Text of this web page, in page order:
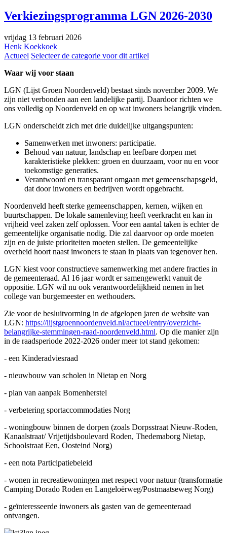
Verkiezingsprogramma LGN 2026-2030
vrijdag 13 februari 2026
Henk Koekkoek
Actueel Selecteer de categorie voor dit artikel
Waar wij voor staan
LGN (Lijst Groen Noordenveld) bestaat sinds november 2009. We
zijn niet verbonden aan een landelijke partij. Daardoor richten we
ons volledig op Noordenveld en op wat inwoners belangrijk vinden.
LGN onderscheidt zich met drie duidelijke uitgangspunten:
Samenwerken met inwoners: participatie.
Behoud van natuur, landschap en leefbare dorpen met
karakteristieke plekken: groen en duurzaam, voor nu en voor
toekomstige generaties.
Verantwoord en transparant omgaan met gemeenschapsgeld,
dat door inwoners en bedrijven wordt opgebracht.
Noordenveld heeft sterke gemeenschappen, kernen, wijken en
buurtschappen. De lokale samenleving heeft veerkracht en kan in
vrijheid veel zaken zelf oplossen. Voor een aantal taken is echter de
gemeentelijke organisatie nodig. Die zal daarvoor op orde moeten
zijn en de juiste prioriteiten moeten stellen. De gemeentelijke
overheid hoort naast inwoners te staan in plaats van tegenover hen.
LGN kiest voor constructieve samenwerking met andere fracties in
de gemeenteraad. Al 16 jaar wordt er samengewerkt vanuit de
oppositie. LGN wil nu ook verantwoordelijkheid nemen in het
college van burgemeester en wethouders.
Zie voor de besluitvorming in de afgelopen jaren de website van
LGN: https://lijstgroennoordenveld.nl/actueel/entry/overzicht-
belangrijke-stemmingen-raad-noordenveld.html. Op die manier zijn
in de raadsperiode 2022-2026 onder meer tot stand gekomen:
- een Kinderadviesraad
- nieuwbouw van scholen in Nietap en Norg
- plan van aanpak Bomenherstel
- verbetering sportaccommodaties Norg
- woningbouw binnen de dorpen (zoals Dorpsstraat Nieuw-Roden,
Kanaalstraat/ Vrijetijdsboulevard Roden, Thedemaborg Nietap,
Schoolstraat Een, Oosteind Norg)
- een nota Participatiebeleid
- wonen in recreatiewoningen met respect voor natuur (transformatie
Camping Dorado Roden en Langeloërweg/Postmaatseweg Norg)
- geïnteresseerde inwoners als gasten van de gemeenteraad
ontvangen.